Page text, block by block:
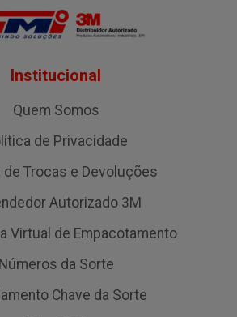
Institucional
Quem Somos
de Privacidade
de Trocas e Devoluções
Autorizado 3M
Virtual de Empacotamento
Números da Sorte
Chave da Sorte